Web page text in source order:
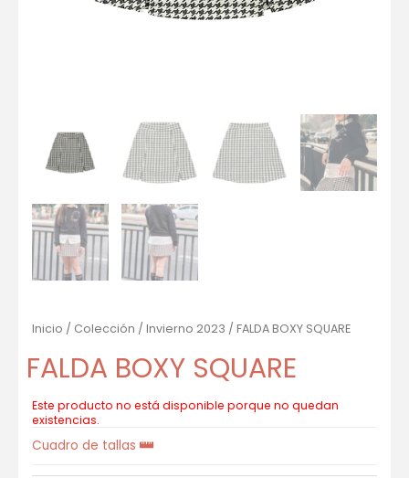
Inicio / Colección / Invierno 2023 / FALDA BOXY SQUARE
FALDA BOXY SQUARE
Este producto no está disponible porque no quedan
existencias.
Cuadro de tallas